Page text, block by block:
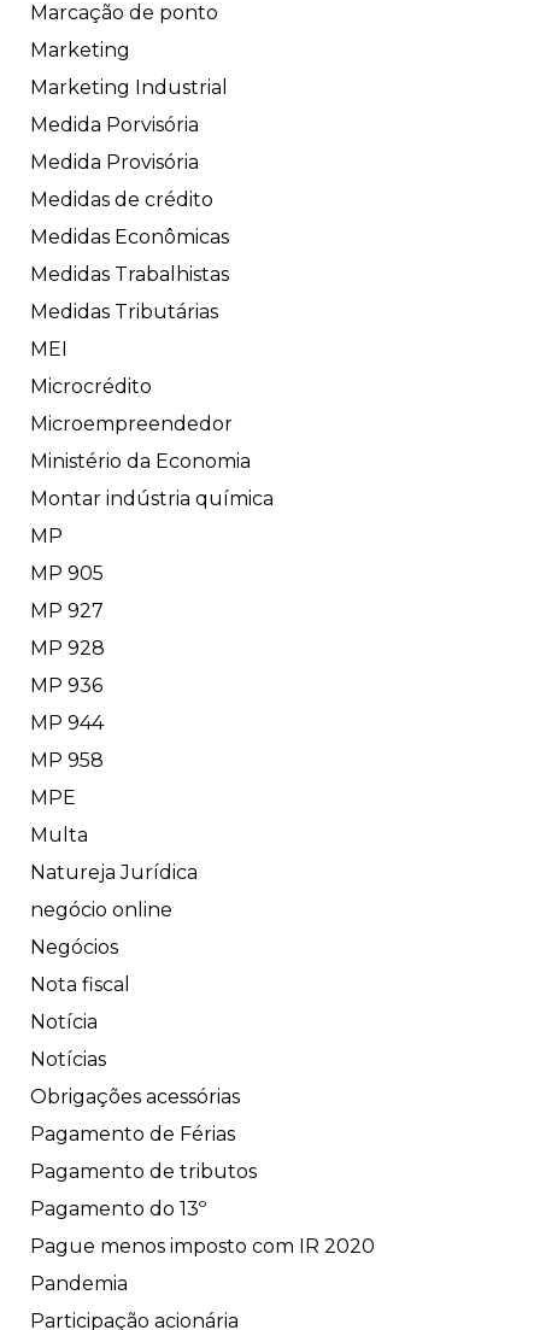
Marcação de ponto
Marketing
Marketing Industrial
Medida Porvisória
Medida Provisória
Medidas de crédito
Medidas Econômicas
Medidas Trabalhistas
Medidas Tributárias
MEI
Microcrédito
Microempreendedor
Ministério da Economia
Montar indústria química
MP
MP 905
MP 927
MP 928
MP 936
MP 944
MP 958
MPE
Multa
Natureja Jurídica
negócio online
Negócios
Nota fiscal
Notícia
Notícias
Obrigações acessórias
Pagamento de Férias
Pagamento de tributos
Pagamento do 13º
Pague menos imposto com IR 2020
Pandemia
Participação acionária